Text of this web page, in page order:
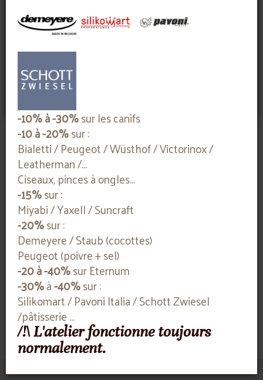
Préserver la performance : aiguisage et
entretien des couteaux
Découvrez nos conseils pour maintenir vos
couteaux dans leur meilleure forme. De
l'affûtage à l'entretien régulier, explorez les
pratiques essentielles pour prolonger leur
durée de vie.
Lire la suite
expérience sur notre site. Vous pouvez en savoir plus
sur les cookies que nous utilisons ou les désactiver
dans les
Paramètres de cookies
-10% à -30%sur les canifs
-10 à -20%sur :
Bialetti / Peugeot / Wüsthof / Victorinox /
Leatherman /...
Ciseaux, pinces à ongles...
-15%sur :
Miyabi / Yaxell / Suncraft
-20%sur :
Demeyere / Staub (cocottes)
Peugeot (poivre + sel)
-20 à -40%sur Eternum
-30%à-40%sur :
Silikomart / Pavoni Italia / Schott Zwiesel
/pâtisserie ...
/!\ L'atelier fonctionne toujours
normalement.